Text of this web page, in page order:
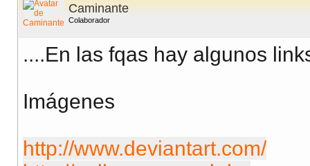
Caminante
Colaborador
....En las fqas hay algunos
Imágenes
http://www.deviantart.com/